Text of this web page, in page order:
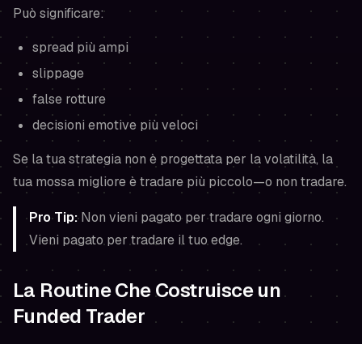
Può significare:
spread più ampi
slippage
false rotture
decisioni emotive più veloci
Se la tua strategia non è progettata per la volatilità, la
tua mossa migliore è tradare più piccolo—o non tradare.
Pro Tip:Non vieni pagato per tradare ogni giorno.
Vieni pagato per tradare il tuo edge.
La Routine Che Costruisce un
Funded Trader